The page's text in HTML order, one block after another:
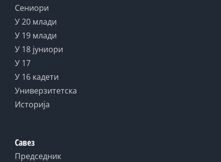
Сениори
У 20 млади
У 19 млади
У 18 јуниори
У 17
У 16 кадети
Универзитетска
Историја
Савез
Председник